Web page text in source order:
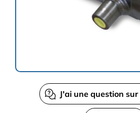
J'ai une question